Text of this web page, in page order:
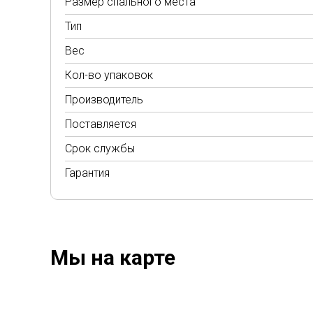
Тип
Вес
Кол-во упаковок
Производитель
Поставляется
Срок службы
Гарантия
Мы на карте